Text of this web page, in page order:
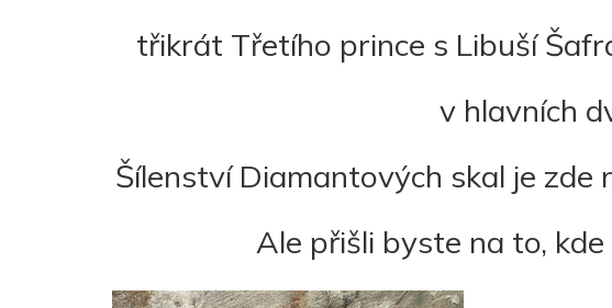
třikrát Třetího prince s Libuší
v hlavních
Šílenství Diamantových skal je zde
Ale přišli byste na to,